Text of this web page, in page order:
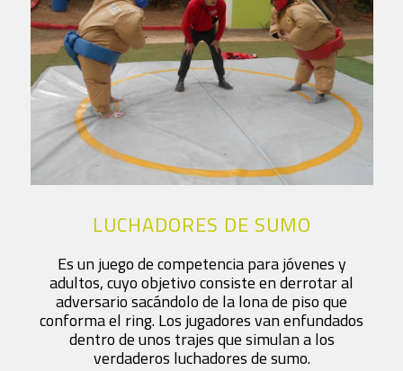
LUCHADORES DE SUMO
Es un juego de competencia para jóvenes y
adultos, cuyo objetivo consiste en derrotar al
adversario sacándolo de la lona de piso que
conforma el ring. Los jugadores van enfundados
dentro de unos trajes que simulan a los
verdaderos luchadores de sumo.